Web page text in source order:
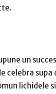
un
supa
lichidele